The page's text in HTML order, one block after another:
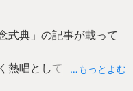
式典」の記事が載って
熱唱としていただきた
…もっとよむ